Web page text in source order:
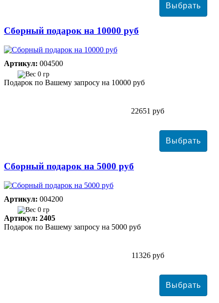
Сборный подарок на 10000 руб
Артикул: 004500
0 гр
Подарок по Вашему запросу на 10000 руб
22651 руб
Сборный подарок на 5000 руб
Артикул: 004200
0 гр
Артикул: 2405
Подарок по Вашему запросу на 5000 руб
11326 руб